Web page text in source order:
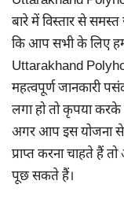
बारे में विस्तार से
कि आप सभी के लिए
Uttarakhand
महत्वपूर्ण जानकारी
लगा हो तो कृपया
अगर आप इस योजना से
प्राप्त करना चाहते हैं
पूछ सकते हैं।